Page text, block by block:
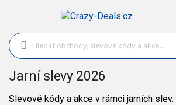
Jarní slevy 2026
Slevové kódy a akce v rámci jarních slev.